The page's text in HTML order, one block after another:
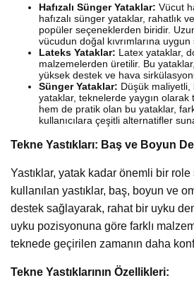
Hafızalı Sünger Yataklar: Vücut
hafızalı sünger yataklar, rahatlık
popüler seçeneklerden biridir.
vücudun doğal kıvrımlarına uygun
Lateks Yataklar: Latex yataklar,
malzemelerden üretilir. Bu
yüksek destek ve hava
Sünger Yataklar: Düşük
yataklar, teknelerde yaygın
hem de pratik olan bu yataklar,
kullanıcılara çeşitli alternatifler
Tekne Yastıkları: Baş ve Boyun
Yastıklar, yatak kadar önemli bir
kullanılan yastıklar, baş, boyun ve
destek sağlayarak, rahat bir uyku
uyku pozisyonuna göre farklı
teknede geçirilen zamanın daha
Tekne Yastıklarının Özellikleri: